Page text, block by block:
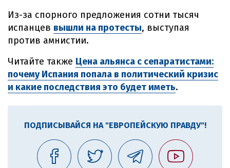
Из-за спорного предложения сотни тысяч
испанцев вышли на протесты, выступая
против амнистии.
Читайте также Цена альянса с сепаратистами:
почему Испания попала в политический кризис
и какие последствия это будет иметь.
ПОДПИСЫВАЙСЯ НА "ЕВРОПЕЙСКУЮ ПРАВДУ"!